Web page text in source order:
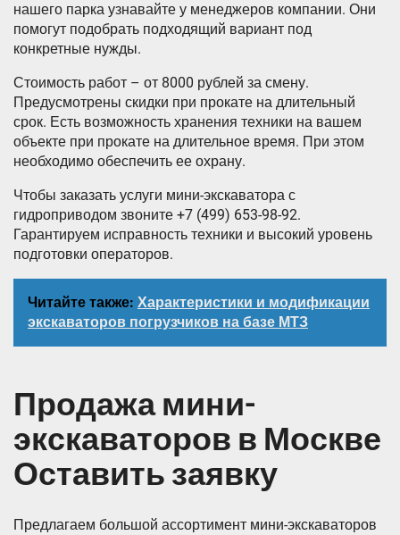
нашего парка узнавайте у менеджеров компании. Они
помогут подобрать подходящий вариант под
конкретные нужды.
Стоимость работ – от 8000 рублей за смену.
Предусмотрены скидки при прокате на длительный
срок. Есть возможность хранения техники на вашем
объекте при прокате на длительное время. При этом
необходимо обеспечить ее охрану.
Чтобы заказать услуги мини-экскаватора с
гидроприводом звоните +7 (499) 653-98-92.
Гарантируем исправность техники и высокий уровень
подготовки операторов.
Читайте также: Характеристики и модификации
экскаваторов погрузчиков на базе МТЗ
Продажа мини-
экскаваторов в Москве
Оставить заявку
Предлагаем большой ассортимент мини-экскаваторов